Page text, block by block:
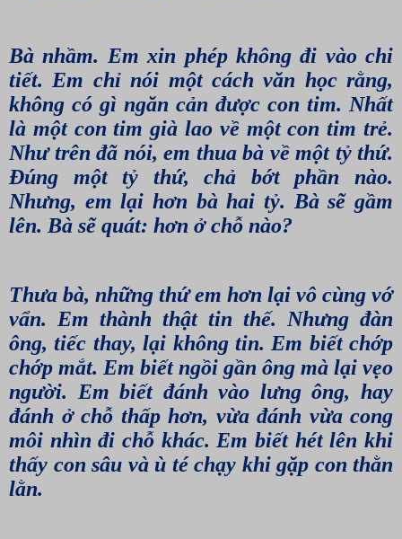
Bà nhầm. Em xin phép không đi vào chi
tiết. Em chỉ nói một cách văn học rằng,
không có gì ngăn cản được con tim. Nhất
là một con tim già lao về một con tim trẻ.
Như trên đã nói, em thua bà về một tỷ thứ.
Ðúng một tỷ thứ, chả bớt phần nào.
Nhưng, em lại hơn bà hai tỷ. Bà sẽ gầm
lên. Bà sẽ quát: hơn ở chỗ nào?
Thưa bà, những thứ em hơn lại vô cùng vớ
vẩn. Em thành thật tin thế. Nhưng đàn
ông, tiếc thay, lại không tin. Em biết chớp
chớp mắt. Em biết ngồi gần ông mà lại vẹo
người. Em biết đánh vào lưng ông, hay
đánh ở chỗ thấp hơn, vừa đánh vừa cong
môi nhìn đi chỗ khác. Em biết hét lên khi
thấy con sâu và ù té chạy khi gặp con thằn
lằn.